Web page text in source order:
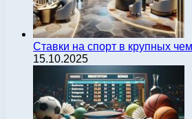
Ставки на спорт в крупных
15.10.2025